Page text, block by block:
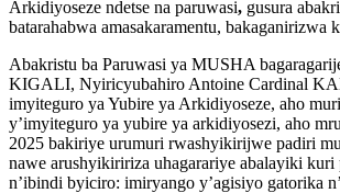
Arkidiyoseze ndetse na paruwasi, gusura
batarahabwa amasakaramentu, bakaganirizwa
Abakristu ba Paruwasi ya MUSHA
KIGALI, Nyiricyubahiro Antoine Cardinal
imyiteguro ya Yubire ya Arkidiyoseze, aho
y’imyiteguro ya yubire ya arkidiyosezi, aho
2025 bakiriye urumuri rwashyikirijwe padiri
nawe arushyikiririza uhagarariye abalayiki kuri
n’ibindi byiciro: imiryango y’agisiyo gatorika